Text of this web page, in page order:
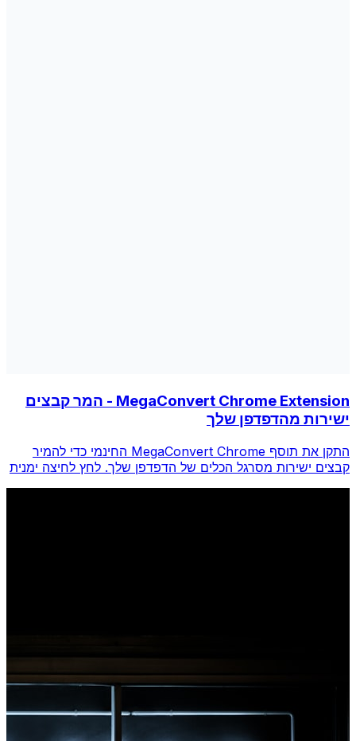
MegaConvert Chrome Extension - המר קבצים
ישירות מהדפדפן שלך
התקן את תוסף MegaConvert Chrome החינמי כדי להמיר
קבצים ישירות מסרגל הכלים של הדפדפן שלך. לחץ לחיצה ימנית